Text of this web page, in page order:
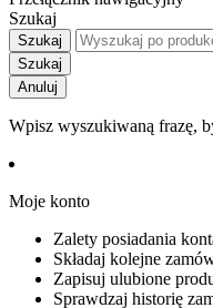
Szukaj
Szukaj
Szukaj
Anuluj
Wpisz wyszukiwaną frazę,
Moje konto
Zalety posiadania
Składaj kolejne
Zapisuj ulubione
Sprawdzaj historię